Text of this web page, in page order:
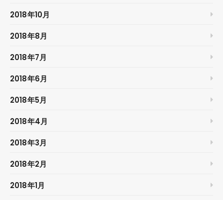
2018年10月
2018年8月
2018年7月
2018年6月
2018年5月
2018年4月
2018年3月
2018年2月
2018年1月